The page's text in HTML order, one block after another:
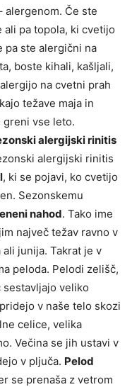
alergenom. Če ste
pa topola, ki cvetijo
pa ste alergični na
boste kihali, kašljali,
na cvetni prah
težave maja in
greni vse leto.
alergijski rinitis
alergijski rinitis
, ki se pojavi, ko cvetijo
Sezonskemu
nahod. Tako ime
največ težav ravno v
junija. Takrat je v
peloda. Pelodi zelišč,
veliko
v naše telo skozi
celice, velika
Večina se jih ustavi v
v pljuča. Pelod
se prenaša z vetrom